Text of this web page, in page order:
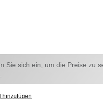
Sie sich ein, um die Preise zu
hinzufügen